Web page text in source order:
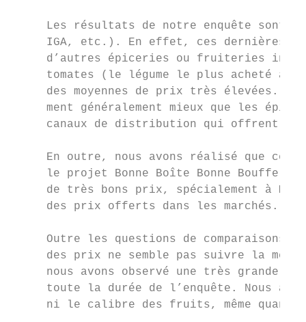
Les résultats de notre enquête sont
IGA, etc.). En effet, ces dernières,
d’autres épiceries ou fruiteries
tomates (le légume le plus acheté au
des moyennes de prix très élevées.
ment généralement mieux que les
canaux de distribution qui offrent
En outre, nous avons réalisé que
le projet Bonne Boîte Bonne Bouffe
de très bons prix, spécialement à
des prix offerts dans les marchés.
Outre les questions de comparaisons
des prix ne semble pas suivre la
nous avons observé une très grande
toute la durée de l’enquête. Nous
ni le calibre des fruits, même quand